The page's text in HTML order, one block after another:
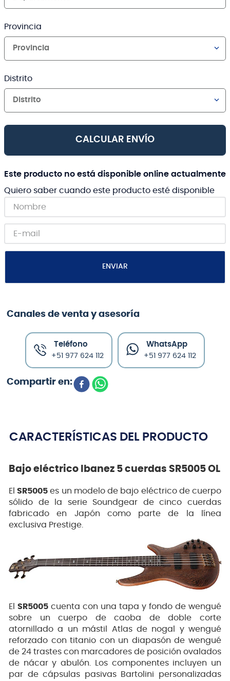
Provincia
Provincia
Distrito
Distrito
CALCULAR ENVÍO
Este producto no está disponible online actualmente
Quiero saber cuando este producto esté disponible
ENVIAR
Canales de venta y asesoría
Teléfono
+51 977 624 112
WhatsApp
+51 977 624 112
CARACTERÍSTICAS DEL PRODUCTO
Bajo eléctrico Ibanez 5 cuerdas SR5005 OL
ElSR5005 es un modelo de bajo eléctrico de cuerpo
sólido de la serie Soundgear de cinco cuerdas
fabricado en Japón como parte de la línea
exclusiva Prestige.
El SR5005 cuenta con una tapa y fondo de wengué
sobre un cuerpo de caoba de doble corte
atornillado a un mástil Atlas de nogal y wengué
reforzado con titanio con un diapasón de wengué
de 24 trastes con marcadores de posición ovalados
de nácar y abulón. Los componentes incluyen un
par de cápsulas pasivas Bartolini personalizadas